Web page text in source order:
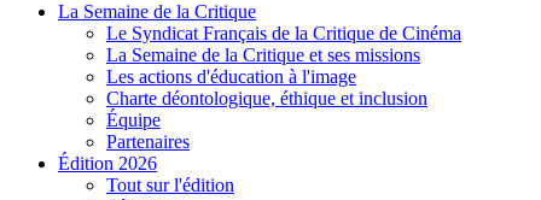
La Semaine de la Critique
Le Syndicat Français de la Critique de Cinéma
La Semaine de la Critique et ses missions
Les actions d'éducation à l'image
Charte déontologique, éthique et inclusion
Équipe
Partenaires
Édition 2026
Tout sur l'édition